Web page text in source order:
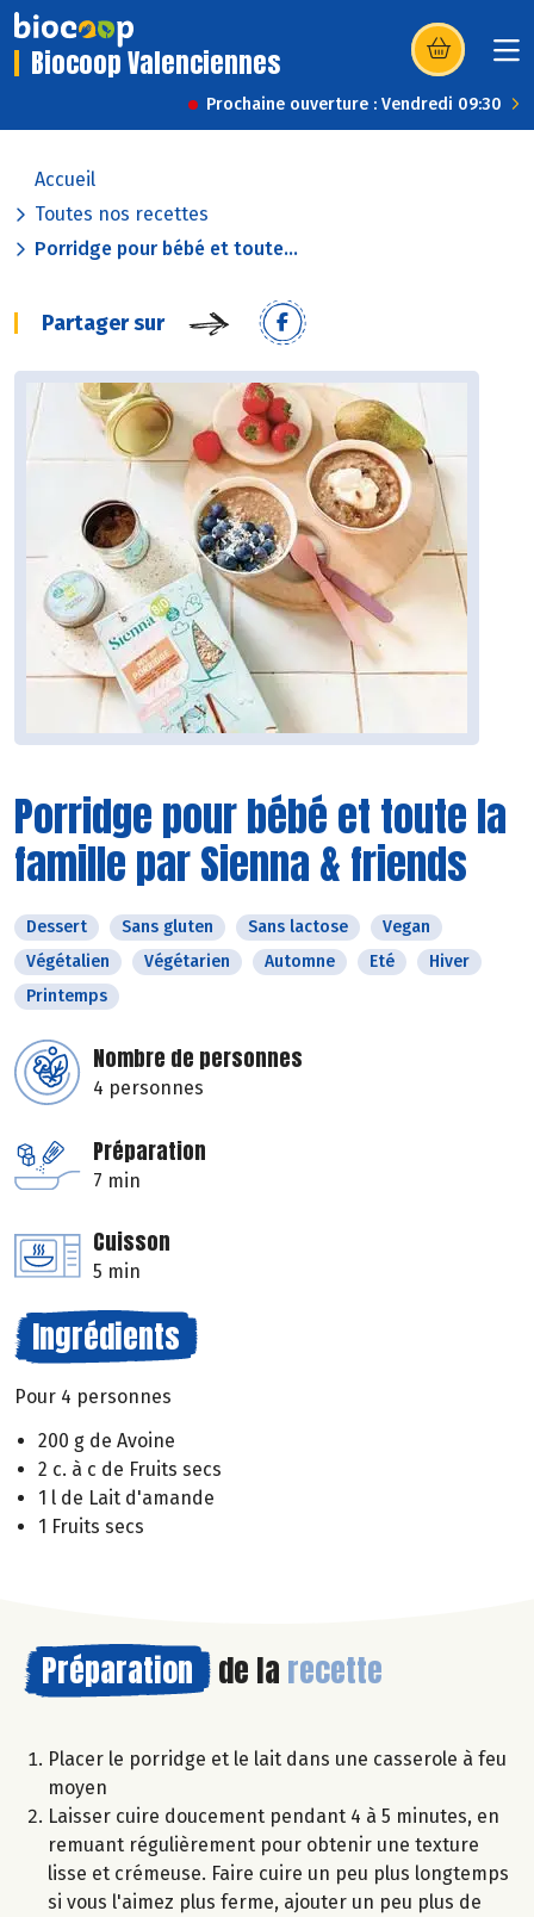
Biocoop Valenciennes (s’ouvre dans
Prochaine ouverture : Vendredi 09:30
Accueil
Toutes nos recettes
Porridge pour bébé et toute...
Partager sur
Porridge pour bébé et toute la
famille par Sienna & friends
Dessert Sans gluten Sans lactose
Vegan
Végétalien
Végétarien Automne Eté
Hiver
Printemps
Nombre de personnes
4 personnes
Préparation
7 min
Cuisson
5 min
Ingrédients
Pour 4 personnes
200 g de Avoine
2 c. à c de Fruits secs
1 l de Lait d'amande
1 Fruits secs
Préparation de la recette
Placer le porridge et le lait dans une casserole à feu
moyen
Laisser cuire doucement pendant 4 à 5 minutes, en
remuant régulièrement pour obtenir une texture
lisse et crémeuse. Faire cuire un peu plus longtemps
si vous l'aimez plus ferme, ajouter un peu plus de